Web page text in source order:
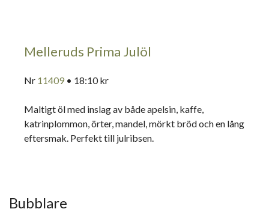
Melleruds Prima Julöl
Nr 11409 • 18:10 kr
Maltigt öl med inslag av både apelsin, kaffe,
katrinplommon, örter, mandel, mörkt bröd och en lång
eftersmak. Perfekt till julribsen.
Bubblare